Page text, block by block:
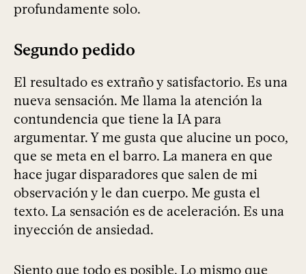
profundamente solo.
Segundo pedido
El resultado es extraño y satisfactorio. Es una
nueva sensación. Me llama la atención la
contundencia que tiene la IA para
argumentar. Y me gusta que alucine un poco,
que se meta en el barro. La manera en que
hace jugar disparadores que salen de mi
observación y le dan cuerpo. Me gusta el
texto. La sensación es de aceleración. Es una
inyección de ansiedad.
Siento que todo es posible. Lo mismo que